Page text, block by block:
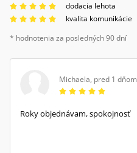
dodacia lehota
kvalita komunikácie
* hodnotenia za posledných 90 dní
Michaela, pred 1 dňom
Roky objednávam, spokojnosť